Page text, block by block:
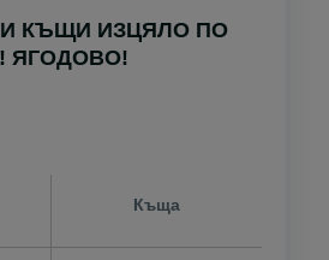
КЪЩИ ИЗЦЯЛО ПО
ЯГОДОВО!
Къща